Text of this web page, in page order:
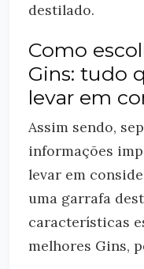
destilado.
Como
Gins: tudo
levar em
Assim sendo,
informações
levar em
uma garrafa
características
melhores Gins,